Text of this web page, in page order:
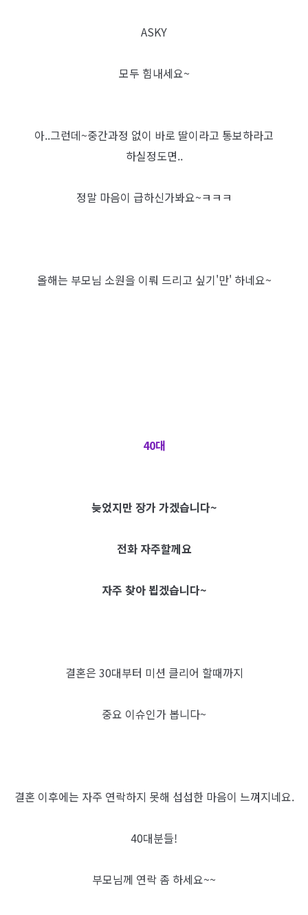
ASKY
모두 힘내세요~
아..그런데~중간과정 없이 바로 딸이라고 통보하라고
하실정도면..
정말 마음이 급하신가봐요~ㅋㅋㅋ
올해는 부모님 소원을 이뤄 드리고 싶기'만' 하네요~
40대
늦었지만 장가 가겠습니다~
전화 자주할께요
자주 찾아 뵙겠습니다~
결혼은 30대부터 미션 클리어 할때까지
중요 이슈인가 봅니다~
결혼 이후에는 자주 연락하지 못해 섭섭한 마음이 느껴지네요.
40대분들!
부모님께 연락 좀 하세요~~